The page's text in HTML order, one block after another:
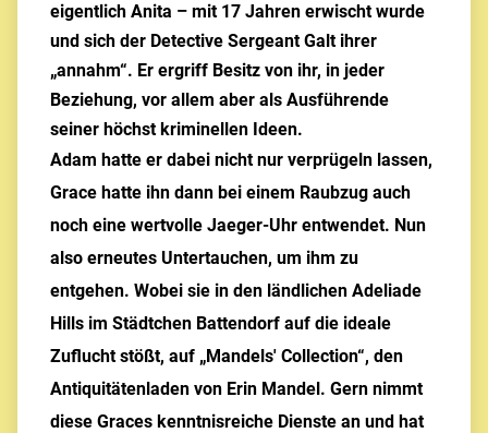
eigentlich Anita – mit 17 Jahren erwischt wurde
und sich der Detective Sergeant Galt ihrer
„annahm“. Er ergriff Besitz von ihr, in jeder
Beziehung, vor allem aber als Ausführende
seiner höchst kriminellen Ideen.
Adam hatte er dabei nicht nur verprügeln lassen,
Grace hatte ihn dann bei einem Raubzug auch
noch eine wertvolle Jaeger-Uhr entwendet. Nun
also erneutes Untertauchen, um ihm zu
entgehen. Wobei sie in den ländlichen Adeliade
Hills im Städtchen Battendorf auf die ideale
Zuflucht stößt, auf „Mandels' Collection“, den
Antiquitätenladen von Erin Mandel. Gern nimmt
diese Graces kenntnisreiche Dienste an und hat